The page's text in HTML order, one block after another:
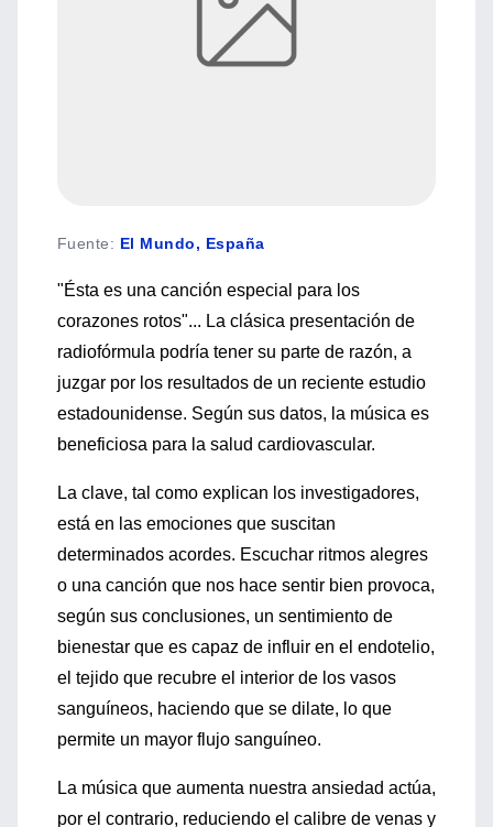
Fuente: El Mundo, España
"Ésta es una canción especial para los
corazones rotos"... La clásica presentación de
radiofórmula podría tener su parte de razón, a
juzgar por los resultados de un reciente estudio
estadounidense. Según sus datos, la música es
beneficiosa para la salud cardiovascular.
La clave, tal como explican los investigadores,
está en las emociones que suscitan
determinados acordes. Escuchar ritmos alegres
o una canción que nos hace sentir bien provoca,
según sus conclusiones, un sentimiento de
bienestar que es capaz de influir en el endotelio,
el tejido que recubre el interior de los vasos
sanguíneos, haciendo que se dilate, lo que
permite un mayor flujo sanguíneo.
La música que aumenta nuestra ansiedad actúa,
por el contrario, reduciendo el calibre de venas y